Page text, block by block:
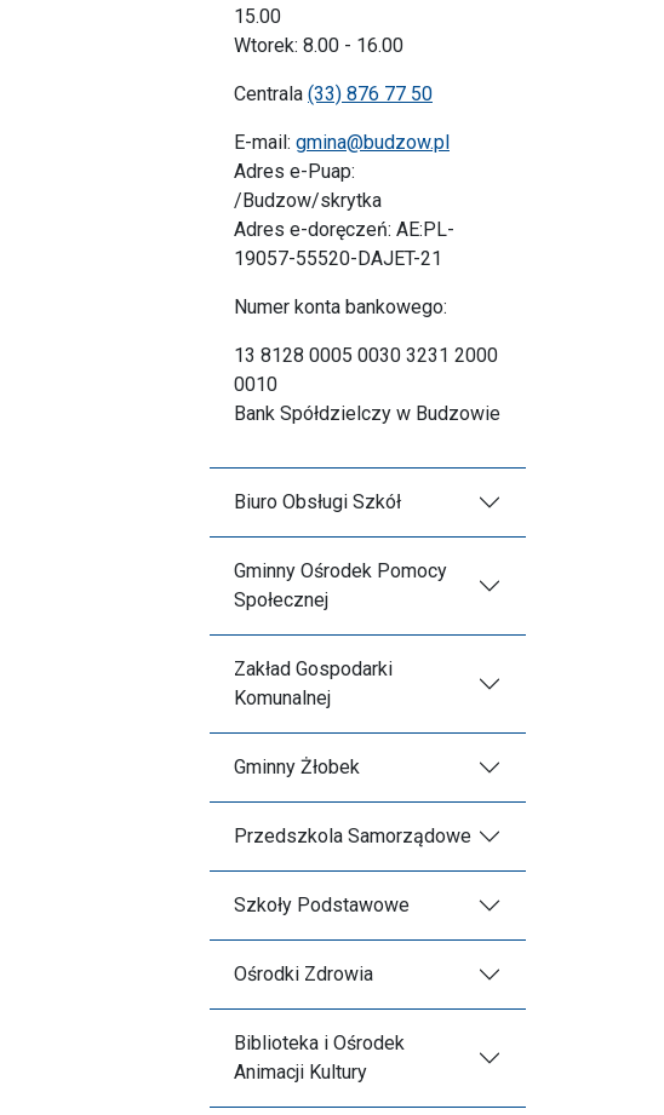
15.00
Wtorek: 8.00 - 16.00
Centrala (33) 876 77 50
E-mail: gmina@budzow.pl
Adres e-Puap:
/Budzow/skrytka
Adres e-doręczeń: AE:PL-
19057-55520-DAJET-21
Numer konta bankowego:
13 8128 0005 0030 3231 2000
0010
Bank Spółdzielczy w Budzowie
Biuro Obsługi Szkół
Gminny Ośrodek Pomocy
Społecznej
Zakład Gospodarki
Komunalnej
Gminny Żłobek
Przedszkola Samorządowe
Szkoły Podstawowe
Ośrodki Zdrowia
Biblioteka i Ośrodek
Animacji Kultury